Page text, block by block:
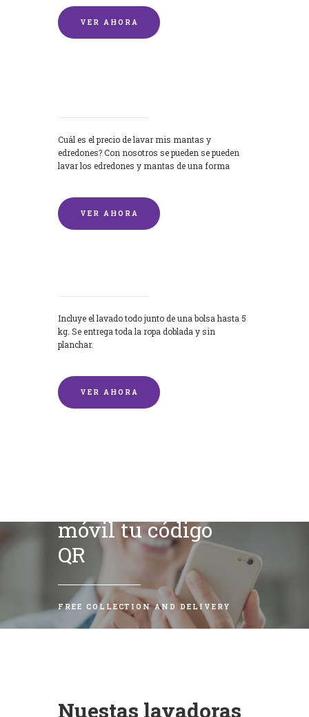
VER AHORA
Cuál es el precio de lavar mis mantas y
edredones? Con nosotros se pueden se pueden
lavar los edredones y mantas de una forma
VER AHORA
Incluye el lavado todo junto de una bolsa hasta 5
kg. Se entrega toda la ropa doblada y sin
planchar.
VER AHORA
móvil tu código
QR
FREE COLLECTION AND DELIVERY
Nuestas lavadoras